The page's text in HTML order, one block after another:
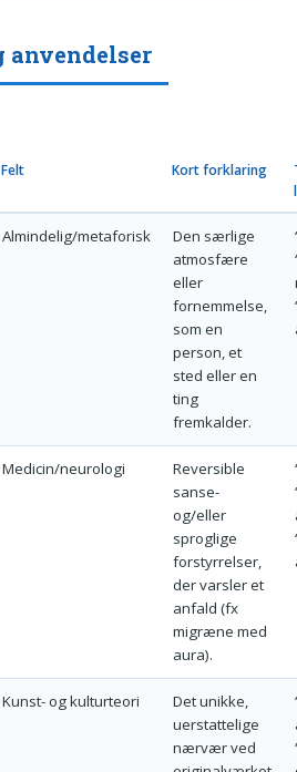
anvendelser
Felt Kort forklaring
Almindelig/metaforisk
Den særlige
atmosfære
eller
fornemmelse,
som en
person, et
sted eller en
ting
fremkalder.
Medicin/neurologi
Reversible
sanse-
og/eller
sproglige
forstyrrelser,
der varsler et
anfald (fx
migræne med
aura).
Kunst- og kulturteori
Det unikke,
uerstattelige
nærvær ved